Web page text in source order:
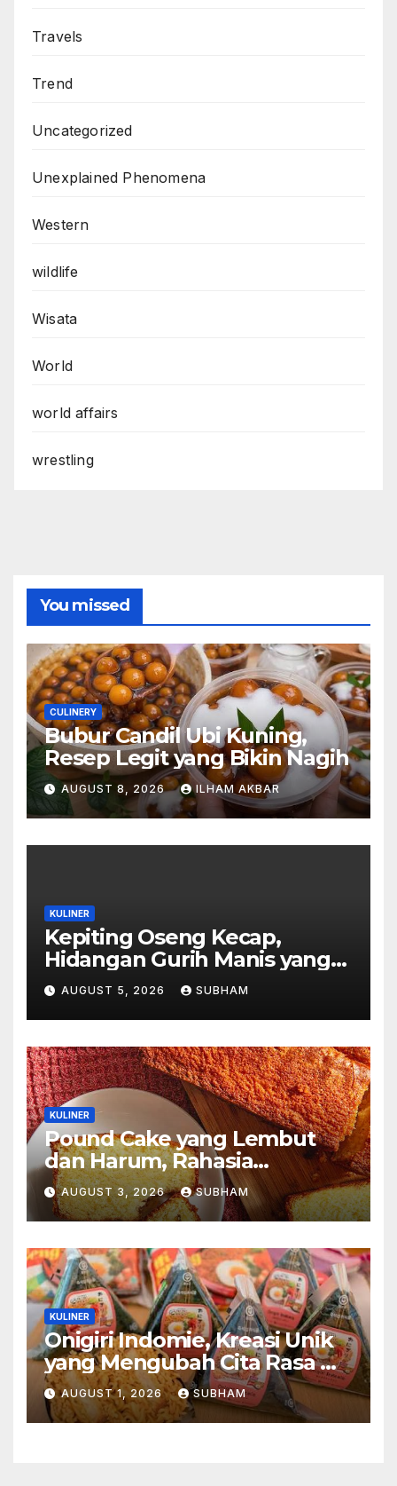
Travels
Trend
Uncategorized
Unexplained Phenomena
Western
wildlife
Wisata
World
world affairs
wrestling
You missed
CULINERY
Bubur Candil Ubi Kuning,
Resep Legit yang Bikin Nagih
AUGUST 8, 2026 ILHAM AKBAR
KULINER
Kepiting Oseng Kecap,
Hidangan Gurih Manis yang
Selalu Menggugah Selera di
Setiap Suapan
AUGUST 5, 2026 SUBHAM
KULINER
Pound Cake yang Lembut
dan Harum, Rahasia
Kelezatan Kue Klasik yang
Tak Pernah Kehilangan
Pesona
AUGUST 3, 2026 SUBHAM
KULINER
Onigiri Indomie, Kreasi Unik
yang Mengubah Cita Rasa Mi
Favorit Menjadi Sajian
Kekinian
AUGUST 1, 2026 SUBHAM